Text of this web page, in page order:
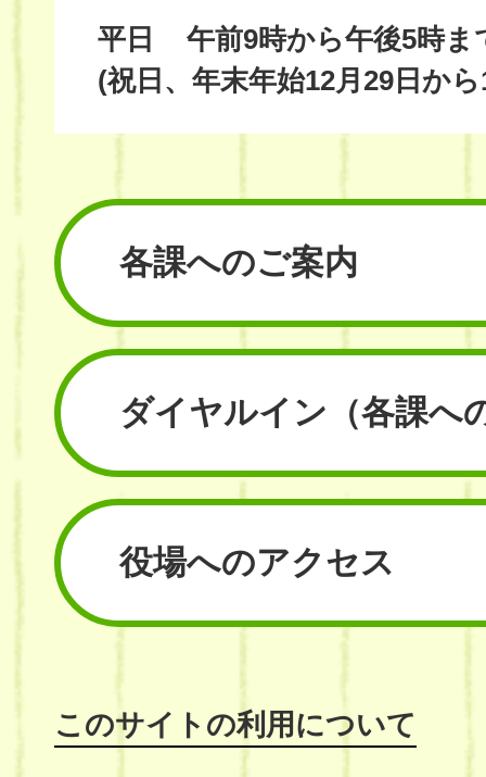
平日
午前9時から午後5時ま
(祝日、年末年始12月29日か
各課へのご案内
ダイヤルイン （各課へ
役場へのアクセス
このサイトの利用について